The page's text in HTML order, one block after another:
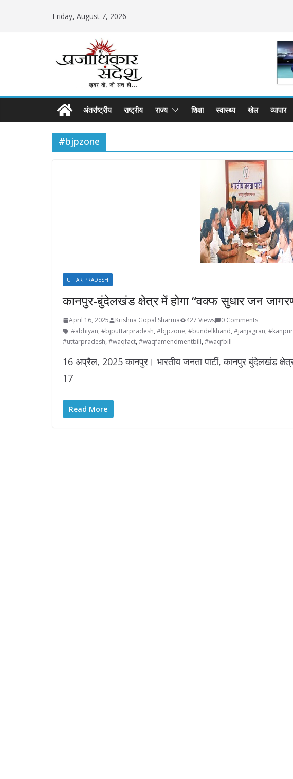
Friday, August 7, 2026
अंतर्राष्ट्रीय राष्ट्रीय राज्य शिक्षा स्वास्थ्य खेल व्यापार
#bjpzone
UTTAR PRADESH
कानपुर-बुंदेलखंड क्षेत्र में होगा “वक्फ सुधार जन
April 16, 2025 Krishna Gopal Sharma 427 Views
0 Comments
#abhiyan, #bjputtarpradesh, #bjpzone, #bundelkhand, #janjagran, #kanpur
#uttarpradesh, #waqfact, #waqfamendmentbill, #waqfbill
16 अप्रैल, 2025 कानपुर। भारतीय जनता पार्टी, कानपुर बुंदेलखंड
17
Read More